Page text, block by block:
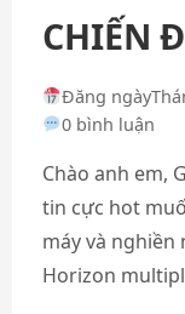
CHIẾN
Đăng ngày
0 bình luận
Chào anh em,
tin cực hot
máy và nghiền
Horizon